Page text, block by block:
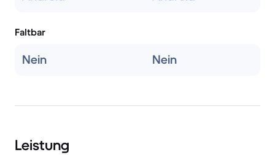
Faltbar
Nein Nein
Leistung